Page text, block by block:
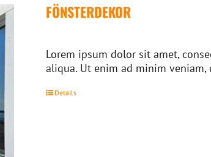
FÖNSTERDEKOR
Lorem ipsum dolor sit amet,
aliqua. Ut enim ad minim
Details